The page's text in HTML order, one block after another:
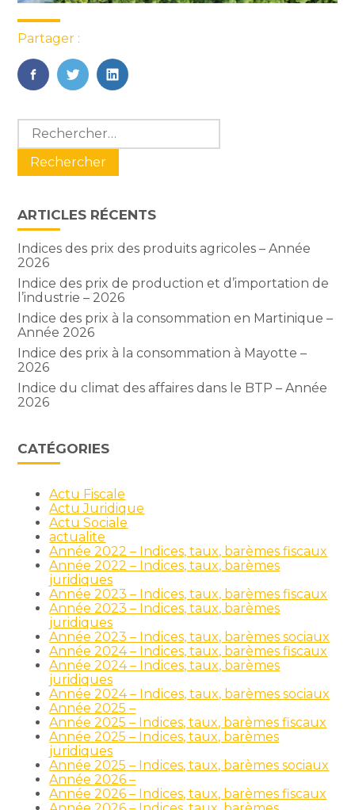
Partager :
FaceBook
TwitterLinkedIn
Blog
sidebar
Rechercher :
ARTICLES RÉCENTS
Indices des prix des produits agricoles – Année
2026
Indice des prix de production et d’importation de
l’industrie – 2026
Indice des prix à la consommation en Martinique –
Année 2026
Indice des prix à la consommation à Mayotte –
2026
Indice du climat des affaires dans le BTP – Année
2026
CATÉGORIES
Actu Fiscale
Actu Juridique
Actu Sociale
actualite
Année 2022 – Indices, taux, barèmes fiscaux
Année 2022 – Indices, taux, barèmes
juridiques
Année 2023 – Indices, taux, barèmes fiscaux
Année 2023 – Indices, taux, barèmes
juridiques
Année 2023 – Indices, taux, barèmes sociaux
Année 2024 – Indices, taux, barèmes fiscaux
Année 2024 – Indices, taux, barèmes
juridiques
Année 2024 – Indices, taux, barèmes sociaux
Année 2025 –
Année 2025 – Indices, taux, barèmes fiscaux
Année 2025 – Indices, taux, barèmes
juridiques
Année 2025 – Indices, taux, barèmes sociaux
Année 2026 –
Année 2026 – Indices, taux, barèmes fiscaux